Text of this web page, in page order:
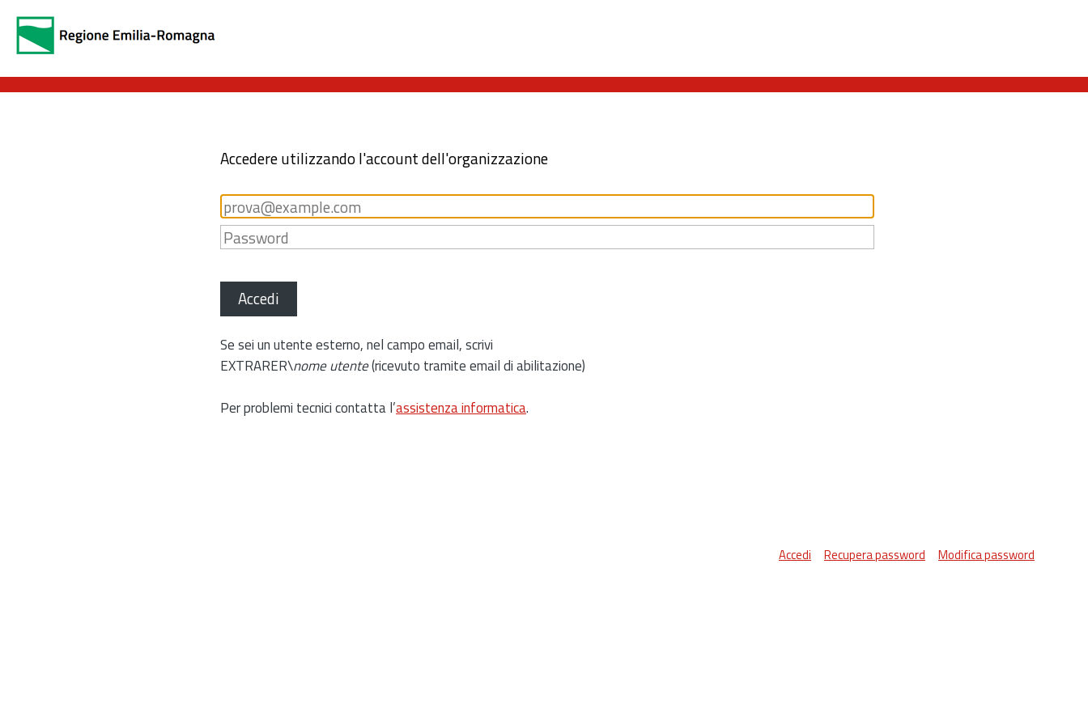
Accedere utilizzando l'account dell'organizzazione
Accedi
Se sei un utente esterno, nel campo email, scrivi
EXTRARER\nome utente(ricevuto tramite email di abilitazione)
Per problemi tecnici contatta l’assistenza informatica.
Accedi Recupera password Modifica password